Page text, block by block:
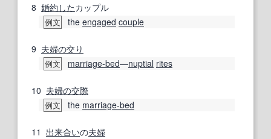
8 婚約したカップル
例文 the engaged couple
9 夫婦の交り
例文 marriage-bed―nuptial rites
10 夫婦の交際
例文 the marriage-bed
11 出来合いの夫婦